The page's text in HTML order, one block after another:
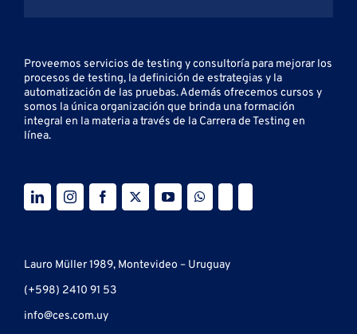
Proveemos servicios de testing yconsultoría para mejorar los
procesos de testing, la definición de estrategias y la
automatización de las pruebas.Además ofrecemos cursos y
somos la única organización que brinda una formación
integral en la materia a través de la Carrera de Testing en
línea.
Lauro Müller 1989, Montevideo – Uruguay
(+598) 2410 91 53
info@ces.com.uy